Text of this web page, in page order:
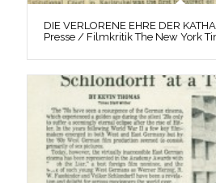
DIE VERLORENE EHRE DER
Presse / Filmkritik The New York